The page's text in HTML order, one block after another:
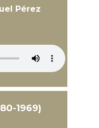
Pérez
1969)